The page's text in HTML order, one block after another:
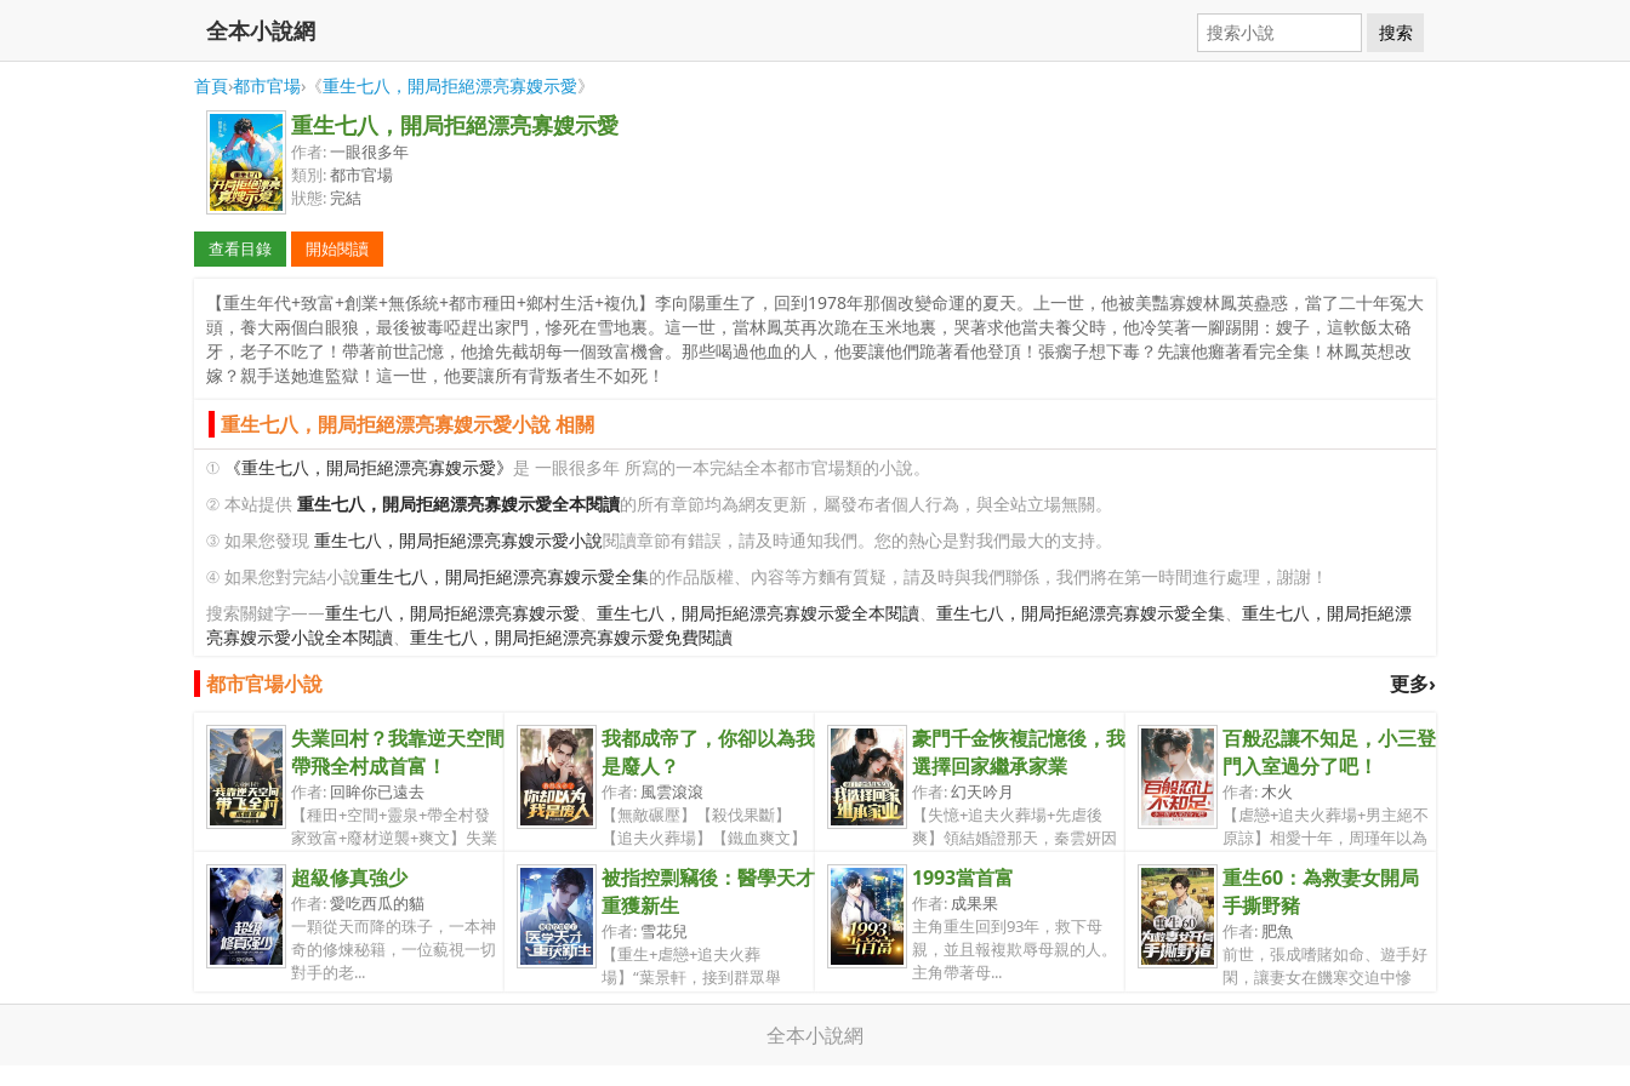
全本小說網 搜索
首頁›都市官場›《重生七八，開局拒絕漂亮寡嫂示愛》
重生七八，開局拒絕漂亮寡嫂示愛
作者:一眼很多年
類別:都市官場
狀態: 完結
查看目錄 開始閱讀
【重生年代+致富+創業+無係統+都市種田+鄉村生活+複仇】李向陽重生了，回到1978年那個改變命運的夏天。上一世，他被美豔寡嫂林鳳英蠱惑，當了二十年冤大
頭，養大兩個白眼狼，最後被毒啞趕出家門，慘死在雪地裏。這一世，當林鳳英再次跪在玉米地裏，哭著求他當夫養父時，他冷笑著一腳踢開：嫂子，這軟飯太硌
牙，老子不吃了！帶著前世記憶，他搶先截胡每一個致富機會。那些喝過他血的人，他要讓他們跪著看他登頂！張瘸子想下毒？先讓他癱著看完全集！林鳳英想改
嫁？親手送她進監獄！這一世，他要讓所有背叛者生不如死！
重生七八，開局拒絕漂亮寡嫂示愛小說 相關
① 《重生七八，開局拒絕漂亮寡嫂示愛》 是 一眼很多年 所寫的一本完結全本都市官場類的小說。
② 本站提供 重生七八，開局拒絕漂亮寡嫂示愛全本閱讀的所有章節均為網友更新，屬發布者個人行為，與全站立場無關。
③ 如果您發現 重生七八，開局拒絕漂亮寡嫂示愛小說閱讀章節有錯誤，請及時通知我們。您的熱心是對我們最大的支持。
④ 如果您對完結小說重生七八，開局拒絕漂亮寡嫂示愛全集的作品版權、內容等方麵有質疑，請及時與我們聯係，我們將在第一時間進行處理，謝謝！
搜索關鍵字——重生七八，開局拒絕漂亮寡嫂示愛、 重生七八，開局拒絕漂亮寡嫂示愛全本閱讀、 重生七八，開局拒絕漂亮寡嫂示愛全集、 重生七八，開局拒絕漂
亮寡嫂示愛小說全本閱讀、 重生七八，開局拒絕漂亮寡嫂示愛免費閱讀
更多›
都市官場小說
失業回村？我靠逆天空間
帶飛全村成首富！
作者: 回眸你已遠去
【種田+空間+靈泉+帶全村發
家致富+廢材逆襲+爽文】失業
我都成帝了，你卻以為我
是廢人？
作者: 風雲滾滾
【無敵碾壓】【殺伐果斷】
【追夫火葬場】【鐵血爽文】
豪門千金恢複記憶後，我
選擇回家繼承家業
作者:幻天吟月
【失憶+追夫火葬場+先虐後
爽】領結婚證那天，秦雲妍因
百般忍讓不知足，小三登
門入室過分了吧！
作者:木火
【虐戀+追夫火葬場+男主絕不
原諒】相愛十年，周瑾年以為
超級修真強少
作者:愛吃西瓜的貓
一顆從天而降的珠子，一本神
奇的修煉秘籍，一位藐視一切
對手的老...
被指控剽竊後：醫學天才
重獲新生
作者: 雪花兒
【重生+虐戀+追夫火葬
場】“葉景軒，接到群眾舉
報，涉嫌學術剽竊...
1993當首富
作者: 成果果
主角重生回到93年，救下母
親，並且報複欺辱母親的人。
主角帶著母...
重生60：為救妻女開局
手撕野豬
作者: 肥魚
前世，張成嗜賭如命、遊手好
閑，讓妻女在饑寒交迫中慘
死，自己悔...
全本小說網